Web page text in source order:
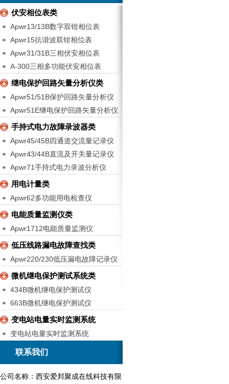
伏安相位表类
Apwr13/13B数字双钳相位表
Apwr15抗谐波双钳相位表
Apwr31/31B三相伏安相位表
A-300三相多功能伏安相位表
继电保护回路矢量分析仪类
Apwr51/51B保护回路矢量分析仪
Apwr51E继电保护回路矢量分析仪
手持式电力故障录波器类
Apwr45/45B四通道交流量记录仪
Apwr43/44B直流及开关量记录仪
Apwr71手持式电力录波分析仪
用电计量类
Apwr62多功能用电检查仪
电能质量监测仪类
Apwr1712电能质量监测仪
低压线路漏电故障查找类
Apwr220/230低压漏电故障记录仪
微机继电保护测试系统类
434B微机继电保护测试仪
663B微机继电保护测试仪
变电站电量实时监测系统
变电站电量实时监测系统
联系我们
公司名称：西安爱邦聚成在线科技有限